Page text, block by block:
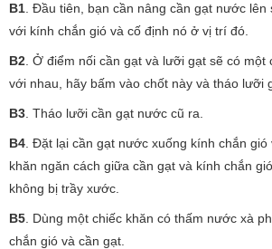
B1 . Đầu tiên, bạn cần nâng cần gạt nước
với kính chắn gió và cố định nó ở vị trí đó.
B2 . Ở điểm nối cần gạt và lưỡi gạt sẽ có một
với nhau, hãy bấm vào chốt này và tháo lưỡi
B3 . Tháo lưỡi cần gạt nước cũ ra.
B4 . Đặt lại cần gạt nước xuống kính chắn
khăn ngăn cách giữa cần gạt và kính chắn
không bị trầy xước.
B5 . Dùng một chiếc khăn có thấm nước xà
chắn gió và cần gạt.